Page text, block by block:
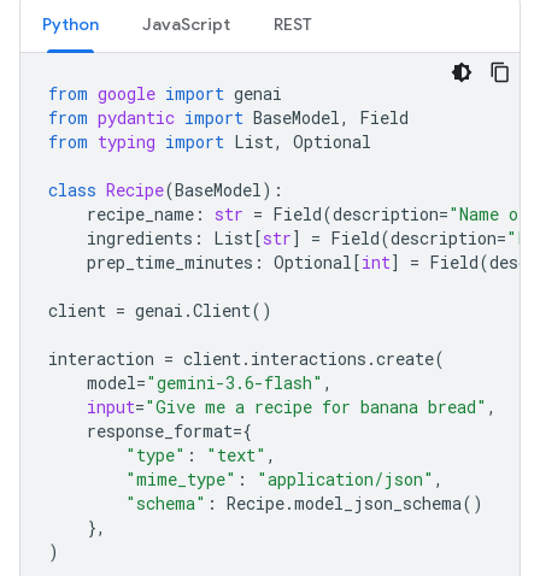
Python JavaScript REST
from google import genai
from pydantic import BaseModel,
Field
from typing import List, Optional
class Recipe(BaseModel):
recipe_name : str = Field(description="Name
ingredients : List[str] = Field(description=
prep_time_minutes : Optional[int] = Field(
client = genai .Client()
interaction = client. interactions .create(
model="gemini-3.6-flash" ,
input="Give me a recipe for banana bread" ,
response_format={
"type" : "text" ,
"mime_type" : "application/json" ,
"schema" : Recipe.model_json_schema()
},
)